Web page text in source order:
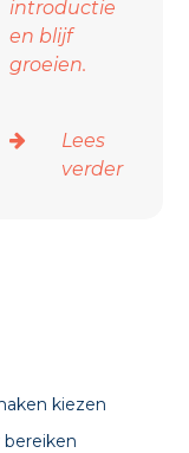
introductie
en blijf
groeien.
Lees
verder
kiezen